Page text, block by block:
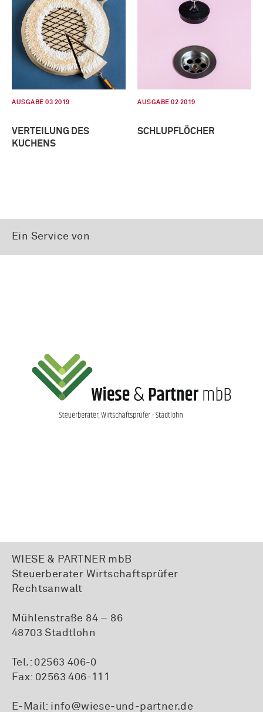
AUSGABE 03 2019
VERTEILUNG DES
KUCHENS
AUSGABE 02 2019
SCHLUPFLÖCHER
Ein Service von
WIESE & PARTNER mbB
Steuerberater Wirtschaftsprüfer
Rechtsanwalt
Mühlenstraße 84 – 86
48703 Stadtlohn
Tel.: 02563 406-0
Fax: 02563 406-111
E-Mail: info@wiese-und-partner.de